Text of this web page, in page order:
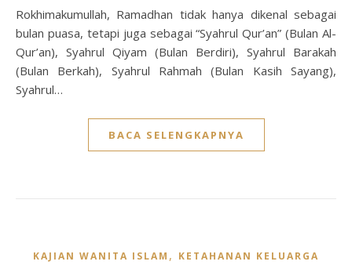
Rokhimakumullah, Ramadhan tidak hanya dikenal sebagai
bulan puasa, tetapi juga sebagai “Syahrul Qur’an” (Bulan Al-
Qur’an), Syahrul Qiyam (Bulan Berdiri), Syahrul Barakah
(Bulan Berkah), Syahrul Rahmah (Bulan Kasih Sayang),
Syahrul…
BACA SELENGKAPNYA
KAJIAN WANITA ISLAM , KETAHANAN KELUARGA